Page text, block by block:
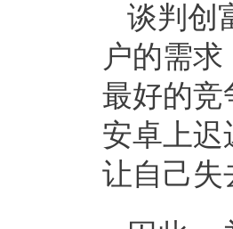
谈判创
户的需
最好的竞
安卓上迟
让自己失